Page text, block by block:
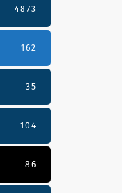
4873
162
35
104
86